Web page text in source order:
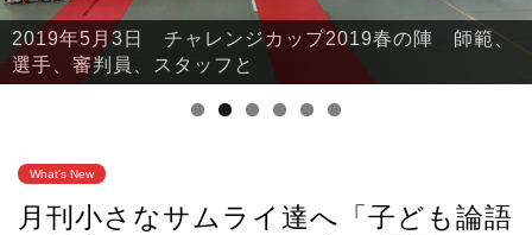
2019年5月3日 チャレンジカップ2019春の陣 師範、
選手、審判員、スタッフと
2019年5月3日 チャレンジカップ2019春の陣 本部・
鈴川
What's New
月刊小さなサムライ達へ「子ども論語